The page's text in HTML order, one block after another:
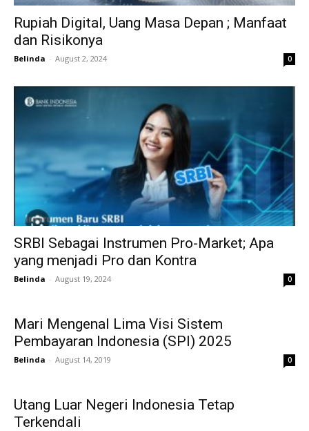
Rupiah Digital, Uang Masa Depan ; Manfaat
dan Risikonya
Belinda - August 2, 2024 0
SRBI Sebagai Instrumen Pro-Market; Apa
yang menjadi Pro dan Kontra
Belinda - August 19, 2024 0
Mari Mengenal Lima Visi Sistem
Pembayaran Indonesia (SPI) 2025
Belinda - August 14, 2019 0
Utang Luar Negeri Indonesia Tetap
Terkendali